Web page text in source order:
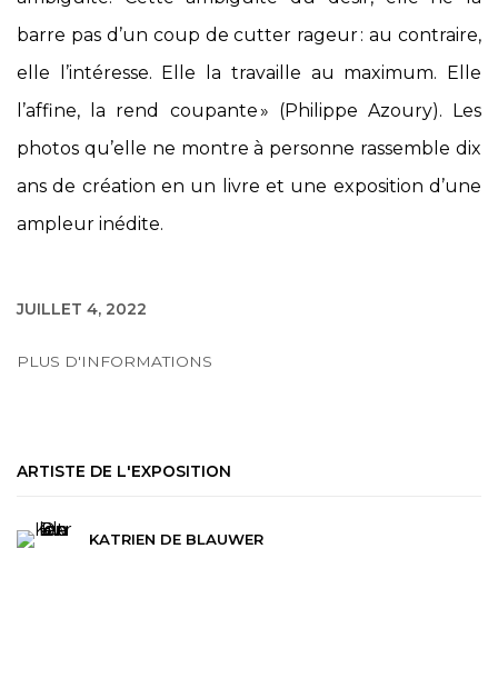
barre pas d’un coup de cutter rageur : au contraire,
elle l’intéresse. Elle la travaille au maximum. Elle
l’affine, la rend coupante » (Philippe Azoury). Les
photos qu’elle ne montre à personne rassemble dix
ans de création en un livre et une exposition d’une
ampleur inédite.
JUILLET 4, 2022
PLUS D'INFORMATIONS
ARTISTE DE L'EXPOSITION
KATRIEN DE BLAUWER